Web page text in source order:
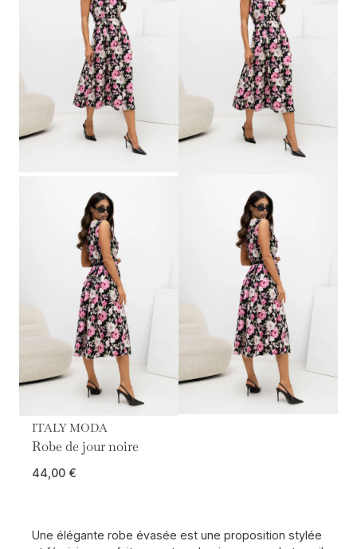
ITALY MODA
Robe de jour noire
44,00 €
Une élégante robe évasée est une proposition stylée